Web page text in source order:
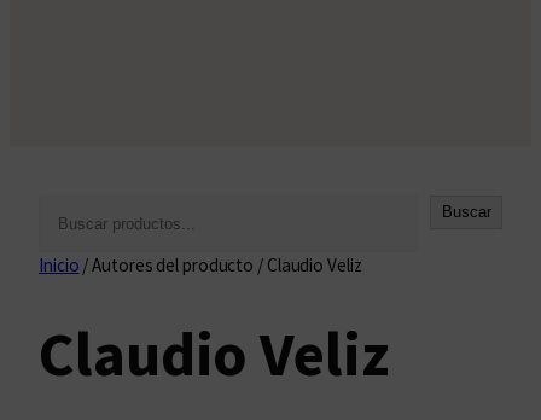
s
r
Buscar
Inicio / Autores del producto / Claudio Veliz
Claudio Veliz